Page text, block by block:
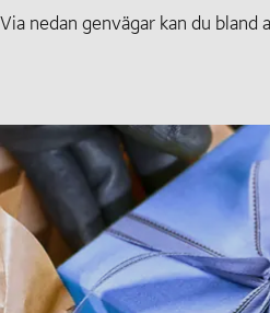
Via nedan genvägar kan du